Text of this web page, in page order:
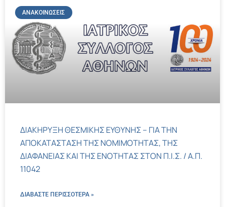
ΑΝΑΚΟΙΝΏΣΕΙΣ
ΔΙΑΚΗΡΥΞΗ ΘΕΣΜΙΚΗΣ ΕΥΘΥΝΗΣ – ΓΙΑ ΤΗΝ
ΑΠΟΚΑΤΑΣΤΑΣΗ ΤΗΣ ΝΟΜΙΜΟΤΗΤΑΣ, ΤΗΣ
ΔΙΑΦΑΝΕΙΑΣ ΚΑΙ ΤΗΣ ΕΝΟΤΗΤΑΣ ΣΤΟΝ Π.Ι.Σ. / Α.Π.
11042
ΔΙΑΒΑΣΤΕ ΠΕΡΙΣΣΌΤΕΡΑ »